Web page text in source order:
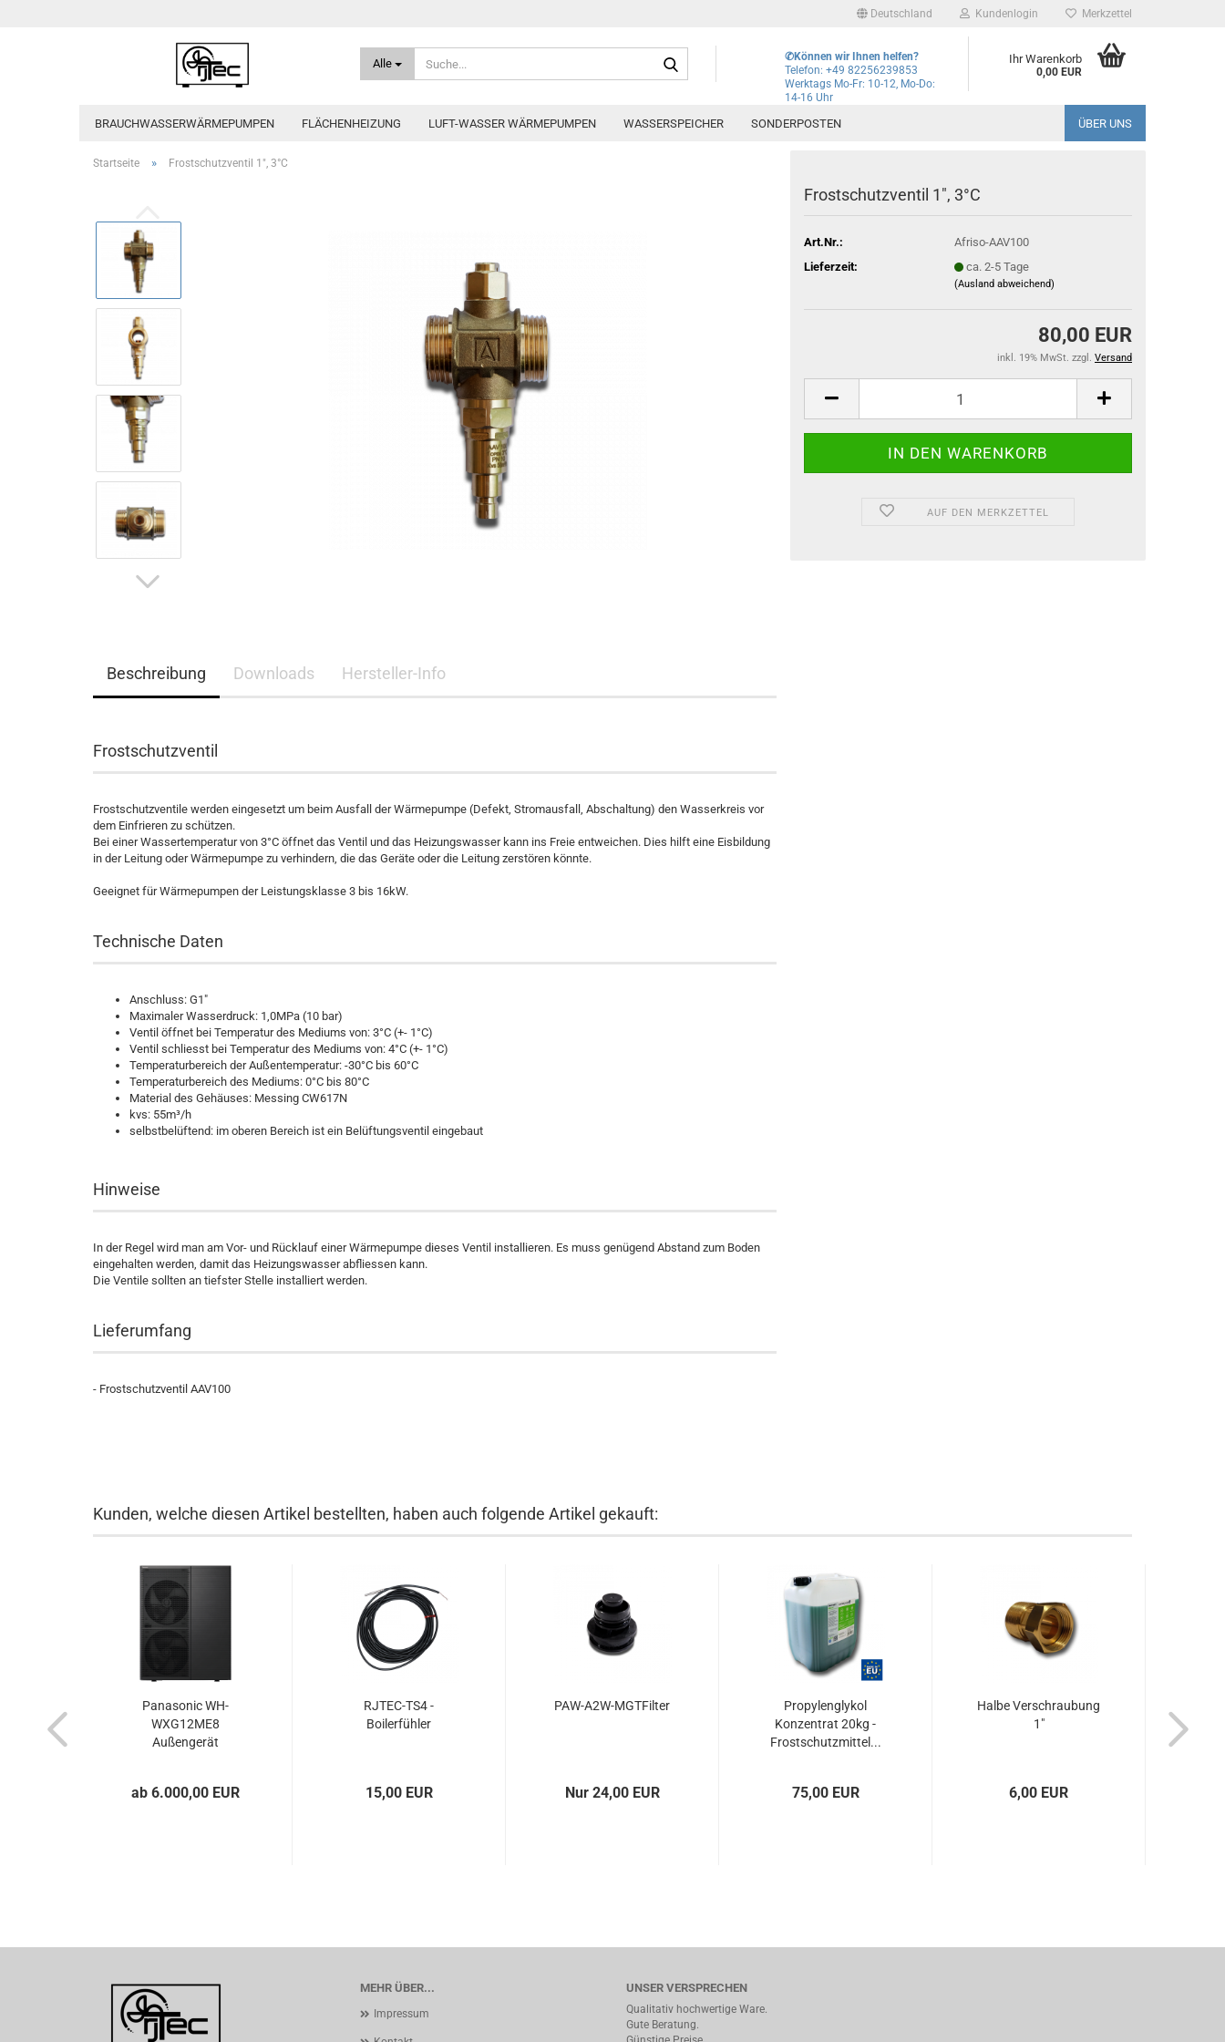
Deutschland
Lieferland
Kundenlogin
Konto erstellen
Merkzettel
Alle
✆Können wir Ihnen helfen?
Telefon: +49 82256239853
Werktags Mo-Fr: 10-12, Mo-Do:
14-16 Uhr
Ihr Warenkorb
0,00 EUR
BRAUCHWASSERWÄRMEPUMPEN FLÄCHENHEIZUNG LUFT-WASSER WÄRMEPUMPEN WASSERSPEICHER SONDERPOSTEN ÜBER UNS
Startseite » Frostschutzventil 1", 3°C
Frostschutzventil 1", 3°C
Art.Nr.:
Afriso-AAV100
Lieferzeit:
ca. 2-5 Tage
(Ausland abweichend)
80,00 EUR
inkl. 19% MwSt. zzgl. Versand
AUF DEN MERKZETTEL
Beschreibung Downloads Hersteller-Info
Frostschutzventil
Frostschutzventile werden eingesetzt um beim Ausfall der Wärmepumpe (Defekt, Stromausfall, Abschaltung) den Wasserkreis vor
dem Einfrieren zu schützen.
Bei einer Wassertemperatur von 3°C öffnet das Ventil und das Heizungswasser kann ins Freie entweichen. Dies hilft eine Eisbildung
in der Leitung oder Wärmepumpe zu verhindern, die das Geräte oder die Leitung zerstören könnte.
Geeignet für Wärmepumpen der Leistungsklasse 3 bis 16kW.
Technische Daten
Anschluss: G1"
Maximaler Wasserdruck: 1,0MPa (10 bar)
Ventil öffnet bei Temperatur des Mediums von: 3°C (+- 1°C)
Ventil schliesst bei Temperatur des Mediums von: 4°C (+- 1°C)
Temperaturbereich der Außentemperatur: -30°C bis 60°C
Temperaturbereich des Mediums: 0°C bis 80°C
Material des Gehäuses: Messing CW617N
kvs: 55m³/h
selbstbelüftend: im oberen Bereich ist ein Belüftungsventil eingebaut
Hinweise
In der Regel wird man am Vor- und Rücklauf einer Wärmepumpe dieses Ventil installieren. Es muss genügend Abstand zum Boden
eingehalten werden, damit das Heizungswasser abfliessen kann.
Die Ventile sollten an tiefster Stelle installiert werden.
Lieferumfang
- Frostschutzventil AAV100
Kunden, welche diesen Artikel bestellten, haben auch folgende Artikel gekauft:
Panasonic WH-
WXG12ME8
Außengerät
ab 6.000,00 EUR
RJTEC-TS4 -
Boilerfühler
15,00 EUR
PAW-A2W-MGTFilter
Nur 24,00 EUR
Propylenglykol
Konzentrat 20kg -
Frostschutzmittel...
75,00 EUR
Halbe Verschraubung
1"
6,00 EUR
MEHR ÜBER...
Impressum
UNSER VERSPRECHEN
Qualitativ hochwertige Ware.
Gute Beratung.